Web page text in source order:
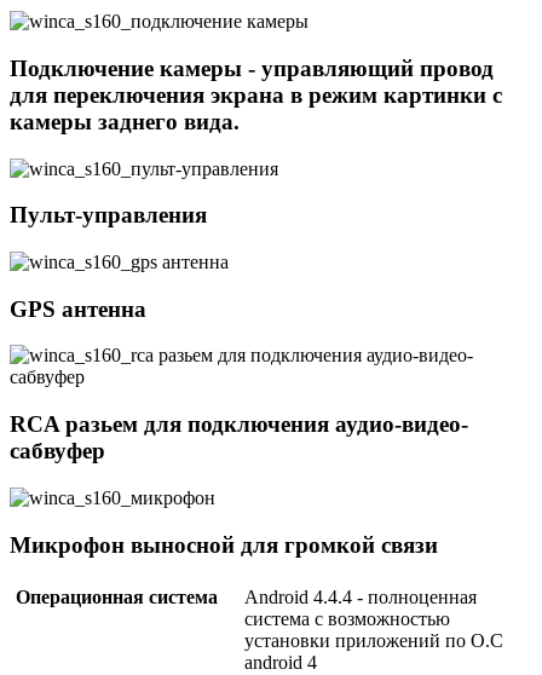
Подключение камеры - управляющий провод
для переключения экрана в режим картинки с
камеры заднего вида.
Пульт-управления
GPS антенна
RCA разьем для подключения аудио-видео-
сабвуфер
Микрофон выносной для громкой связи
Операционная система
Android 4.4.4 - полноценная
система с возможностью
установки приложений по О.С
android 4